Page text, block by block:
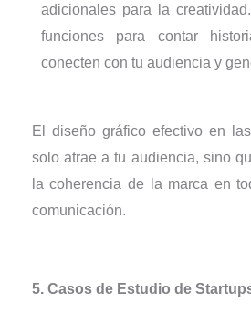
adicionales para la
funciones para contar
conecten con tu audiencia y
El diseño gráfico efectivo en
solo atrae a tu audiencia, sino
la coherencia de la marca en
comunicación.
5. Casos de Estudio de